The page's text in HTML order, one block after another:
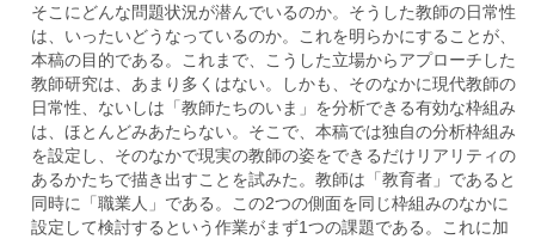
そこにどんな問題状況が潜んでいるのか。そうした教師の日常性
は、いったいどうなっているのか。これを明らかにすることが、
本稿の目的である。これまで、こうした立場からアプローチした
教師研究は、あまり多くはない。しかも、そのなかに現代教師の
日常性、ないしは「教師たちのいま」を分析できる有効な枠組み
は、ほとんどみあたらない。そこで、本稿では独自の分析枠組み
を設定し、そのなかで現実の教師の姿をできるだけリアリティの
あるかたちで描き出すことを試みた。教師は「教育者」であると
同時に「職業人」である。この2つの側面を同じ枠組みのなかに
設定して検討するという作業がまず1つの課題である。これに加